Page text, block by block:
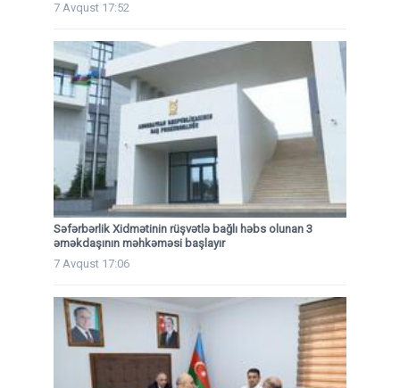
7 Avqust 17:52
Səfərbərlik Xidmətinin rüşvətlə bağlı həbs olunan 3
əməkdaşının məhkəməsi başlayır
7 Avqust 17:06